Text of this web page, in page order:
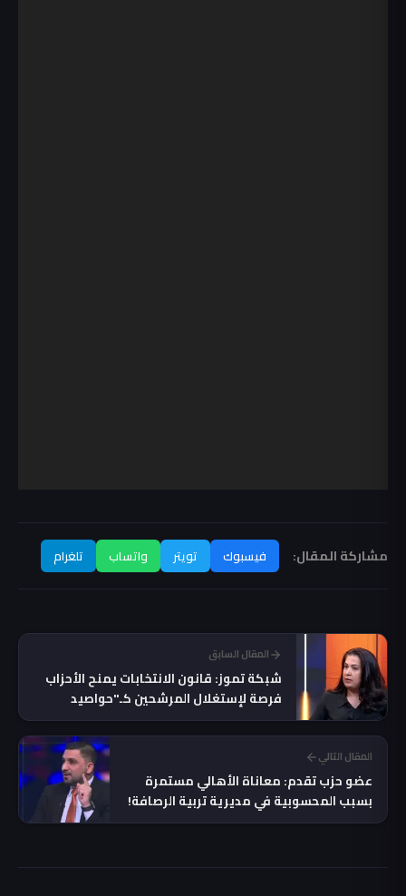
مشاركة المقال: فيسبوك تويتر واتساب تلغرام
المقال السابق
شبكة تموز: قانون الانتخابات يمنح الأحزاب
فرصة لإستغلال المرشحين كـ"حواصيد
أصوات"
المقال التالي
عضو حزب تقدم: معاناة الأهالي مستمرة
بسبب المحسوبية في مديرية تربية الرصافة!